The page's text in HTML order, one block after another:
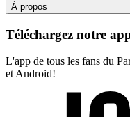
À propos
Téléchargez notre
L'app de tous les fans du
et Android!